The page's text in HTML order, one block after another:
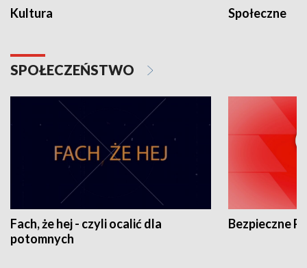
Kultura Społeczne
SPOŁECZEŃSTWO
Fach, że hej - czyli ocalić dla
potomnych
Bezpieczne